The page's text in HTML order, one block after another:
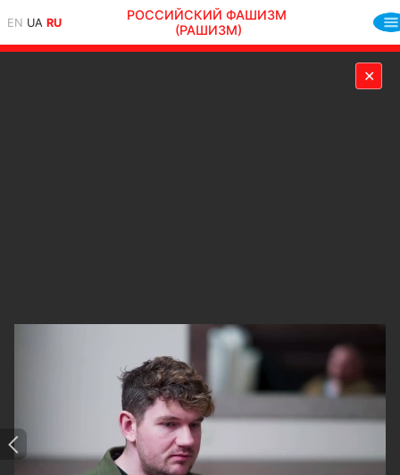
EN UA RU
РОССИЙСКИЙ ФАШИЗМ
(РАШИЗМ)
✕